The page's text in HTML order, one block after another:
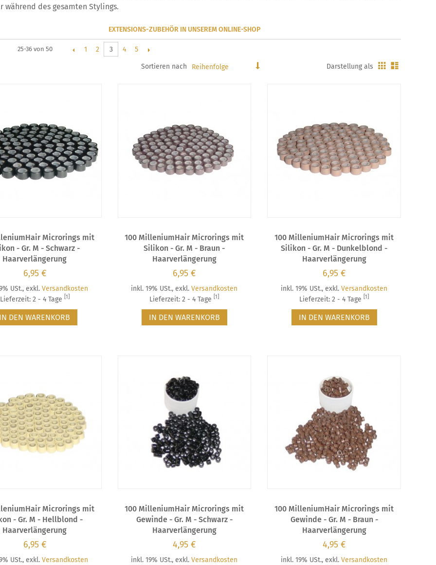
während des gesamten Stylings.
EXTENSIONS-ZUBEHÖR IN UNSEREM ONLINE-SHOP
25-36 von 50 1 2 3 4 5
Sortieren nach Darstellung als
Gitter
Microrings mit
- Gr. M - Schwarz -
Haarverlängerung
6,95 €
USt., exkl. Versandkosten
Lieferzeit: 2 - 4 Tage
[1]
IN DEN WARENKORB
100 MilleniumHair Microrings mit
Silikon - Gr. M - Braun -
Haarverlängerung
6,95 €
inkl. 19% USt.,exkl.Versandkosten
Lieferzeit: 2 - 4 Tage[1]
IN DEN WARENKORB
100 MilleniumHair Microrings mit
Silikon - Gr. M - Dunkelblond -
Haarverlängerung
6,95 €
inkl. 19% USt.,exkl.Versandkosten
Lieferzeit: 2 - 4 Tage [1]
IN DEN WARENKORB
Microrings mit
- Gr. M - Hellblond -
Haarverlängerung
6,95 €
USt., exkl. Versandkosten
100 MilleniumHair Microrings mit
Gewinde - Gr. M - Schwarz -
Haarverlängerung
4,95 €
inkl. 19% USt.,exkl.Versandkosten
100 MilleniumHair Microrings mit
Gewinde - Gr. M - Braun -
Haarverlängerung
4,95 €
inkl. 19% USt.,exkl.Versandkosten